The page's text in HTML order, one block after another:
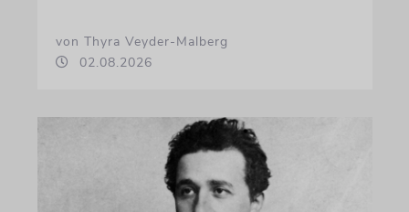
von Thyra Veyder-Malberg
02.08.2026